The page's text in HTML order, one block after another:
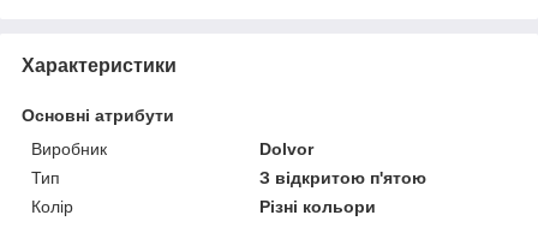
Характеристики
Основні атрибути
Виробник
Dolvor
Тип
З відкритою п'ятою
Колір
Різні кольори